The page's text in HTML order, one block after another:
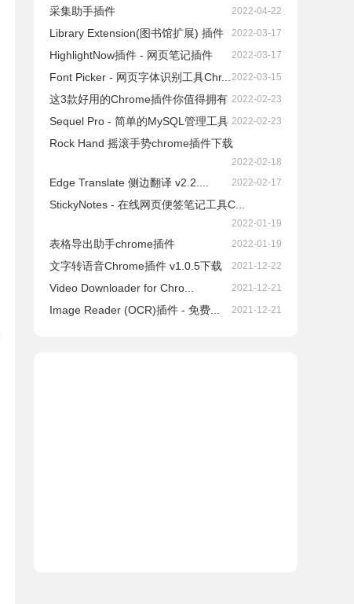
采集助手插件 2022-04-22
Library Extension(图书馆扩展) 插件 2022-03-17
HighlightNow插件 - 网页笔记插件 2022-03-17
Font Picker - 网页字体识别工具Chr... 2022-03-15
这3款好用的Chrome插件你值得拥有 2022-02-23
Sequel Pro - 简单的MySQL管理工具 2022-02-23
Rock Hand 摇滚手势chrome插件下载
2022-02-18
Edge Translate 侧边翻译 v2.2.... 2022-02-17
StickyNotes - 在线网页便签笔记工具C...
2022-01-19
表格导出助手chrome插件 2022-01-19
文字转语音Chrome插件 v1.0.5下载 2021-12-22
Video Downloader for Chro... 2021-12-21
Image Reader (OCR)插件 - 免费... 2021-12-21